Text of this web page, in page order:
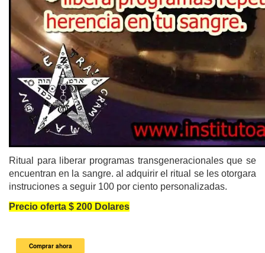
Ritual para liberar programas transgeneracionales que se
encuentran en la sangre. al adquirir el ritual se les otorgara
instruciones a seguir 100 por ciento personalizadas.
Precio oferta $ 200 Dolares